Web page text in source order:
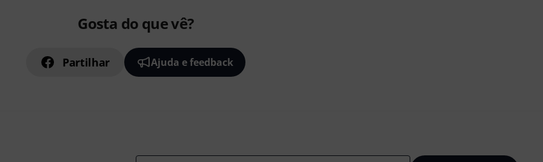
Gosta do que vê?
Partilhar Ajuda e feedback